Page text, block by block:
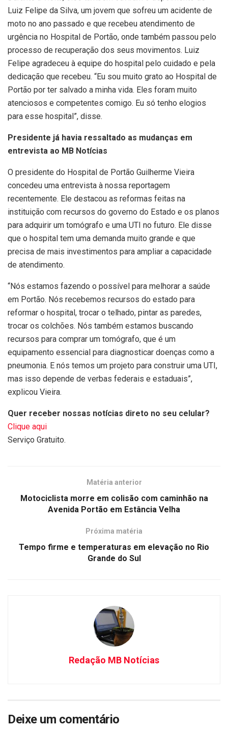
Luiz Felipe da Silva, um jovem que sofreu um acidente de
moto no ano passado e que recebeu atendimento de
urgência no Hospital de Portão, onde também passou pelo
processo de recuperação dos seus movimentos. Luiz
Felipe agradeceu à equipe do hospital pelo cuidado e pela
dedicação que recebeu. “Eu sou muito grato ao Hospital de
Portão por ter salvado a minha vida. Eles foram muito
atenciosos e competentes comigo. Eu só tenho elogios
para esse hospital”, disse.
Presidente já havia ressaltado as mudanças em
entrevista ao MB Notícias
O presidente do Hospital de Portão Guilherme Vieira
concedeu uma entrevista à nossa reportagem
recentemente. Ele destacou as reformas feitas na
instituição com recursos do governo do Estado e os planos
para adquirir um tomógrafo e uma UTI no futuro. Ele disse
que o hospital tem uma demanda muito grande e que
precisa de mais investimentos para ampliar a capacidade
de atendimento.
“Nós estamos fazendo o possível para melhorar a saúde
em Portão. Nós recebemos recursos do estado para
reformar o hospital, trocar o telhado, pintar as paredes,
trocar os colchões. Nós também estamos buscando
recursos para comprar um tomógrafo, que é um
equipamento essencial para diagnosticar doenças como a
pneumonia. E nós temos um projeto para construir uma UTI,
mas isso depende de verbas federais e estaduais”,
explicou Vieira.
Quer receber nossas notícias direto no seu celular?
Clique aqui
Serviço Gratuito.
Matéria anterior
Motociclista morre em colisão com caminhão na
Avenida Portão em Estância Velha
Próxima matéria
Tempo firme e temperaturas em elevação no Rio
Grande do Sul
Redação MB Notícias
Deixe um comentário